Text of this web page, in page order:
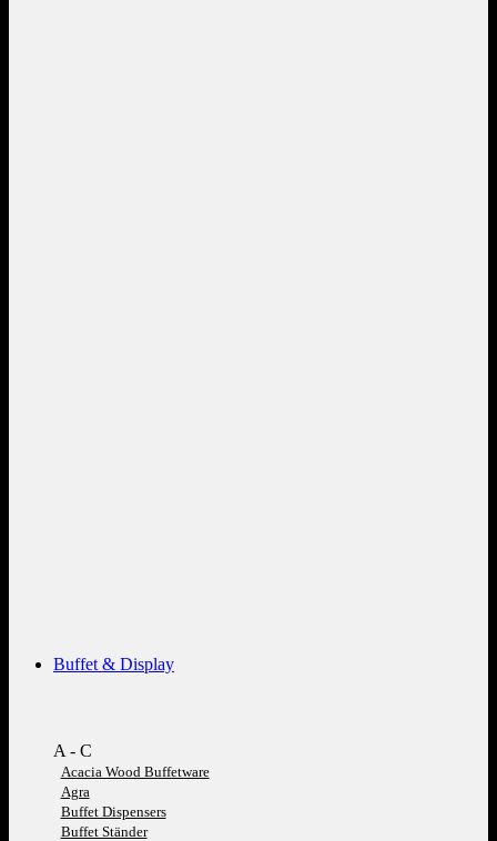
Buffet & Display
A - C
Acacia Wood Buffetware
Agra
Buffet Dispensers
Buffet Ständer